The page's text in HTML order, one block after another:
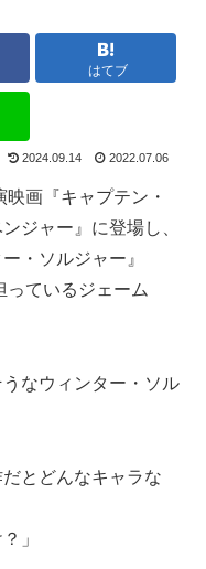
はてブ
2024.09.14 2022.07.06
画『キャプテン・
ジャー』に登場し、
・ソルジャー』
っているジェーム
なウィンター・ソル
とどんなキャラな
」